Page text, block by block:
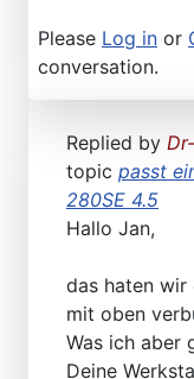
Please Log in or
conversation.
Replied by
topic passt
280SE 4.5
Hallo Jan,
das haten wir
mit oben
Was ich aber
Deine